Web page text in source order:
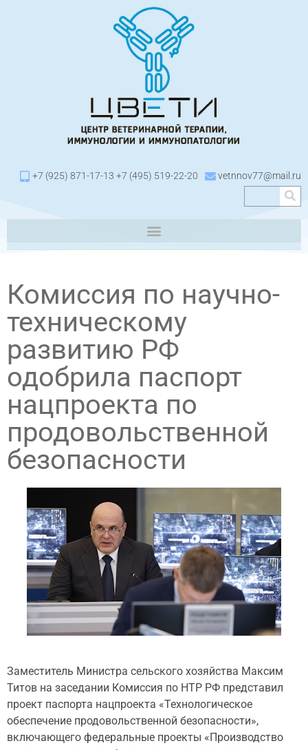
+7 (925) 871-17-13 +7 (495) 519-22-20 vetnnov77@mail.ru
Комиссия по научно-
техническому
развитию РФ
одобрила паспорт
нацпроекта по
продовольственной
безопасности
Заместитель Министра сельского хозяйства Максим
Титов на заседании Комиссия по НТР РФ представил
проект паспорта нацпроекта «Технологическое
обеспечение продовольственной безопасности»,
включающего федеральные проекты «Производство